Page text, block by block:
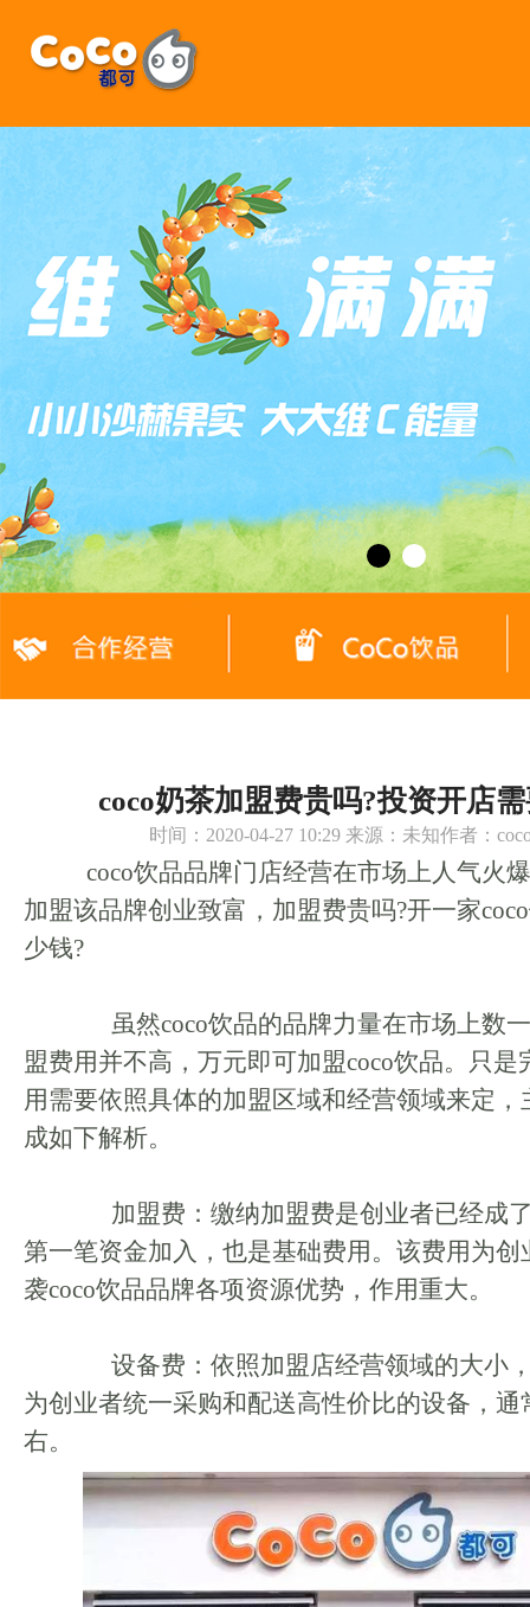
coco奶茶加盟费贵吗?投资开店
时间：2020-04-27 10:29 来源：未知作者：
coco饮品品牌门店经营在市场上人气火
加盟该品牌创业致富，加盟费贵吗?开一家
少钱?
虽然coco饮品的品牌力量在市场上数
盟费用并不高，万元即可加盟coco饮品。只是
用需要依照具体的加盟区域和经营领域来定
成如下解析。
加盟费：缴纳加盟费是创业者已经成了
第一笔资金加入，也是基础费用。该费用为
袭coco饮品品牌各项资源优势，作用重大。
设备费：依照加盟店经营领域的大小，
为创业者统一采购和配送高性价比的设备，通
右。